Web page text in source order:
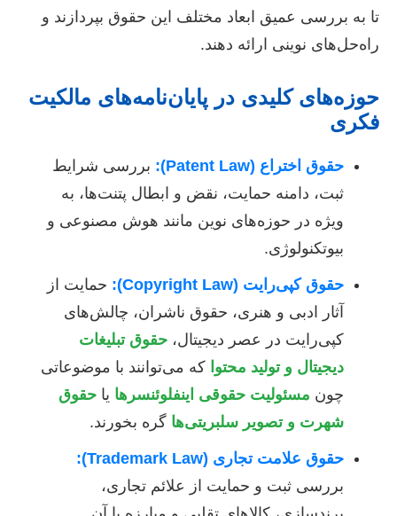
تا به بررسی عمیق ابعاد مختلف این حقوق بپردازند و
راه‌حل‌های نوینی ارائه دهند.
حوزه‌های کلیدی در پایان‌نامه‌های مالکیت
فکری
حقوق اختراع (Patent Law):
بررسی شرایط
ثبت، دامنه حمایت، نقض و ابطال پتنت‌ها، به
ویژه در حوزه‌های نوین مانند هوش مصنوعی و
بیوتکنولوژی.
حقوق کپی‌رایت (Copyright Law):
حمایت از
آثار ادبی و هنری، حقوق ناشران، چالش‌های
کپی‌رایت در عصر دیجیتال، حقوق تبلیغات
دیجیتال و تولید محتوا که می‌توانند با موضوعاتی
چون مسئولیت حقوقی اینفلوئنسرها یا حقوق
شهرت و تصویر سلبریتی‌ها گره بخورند.
حقوق علامت تجاری (Trademark Law):
بررسی ثبت و حمایت از علائم تجاری،